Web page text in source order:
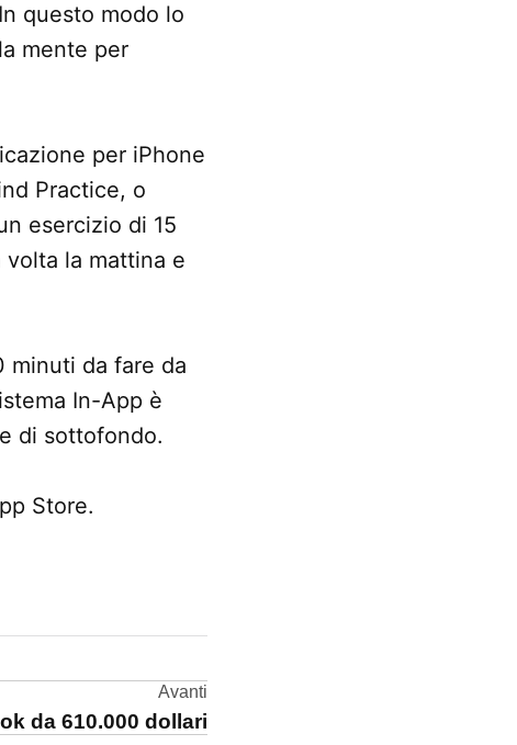
questo modo lo
mente per
per iPhone
Practice, o
esercizio di 15
la mattina e
minuti da fare da
In-App è
di sottofondo.
Store.
Avanti
da 610.000 dollari